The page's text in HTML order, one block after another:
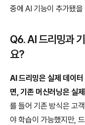
중에 AI 기능이 추가됐
Q6. AI 드리밍과
요?
AI 드리밍은 실제 데이
면, 기존 머신러닝은 실
를 들어 기존 방식은 고
야 학습이 가능했지만,